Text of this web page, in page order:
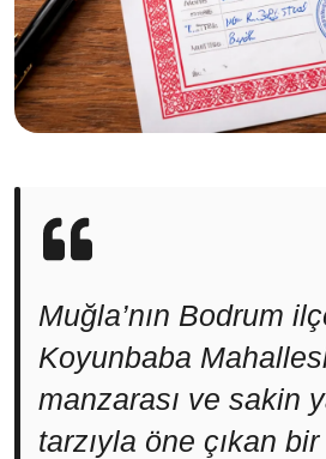
Muğla’nın Bodrum
Koyunbaba
manzarası ve sakin
tarzıyla öne çıkan